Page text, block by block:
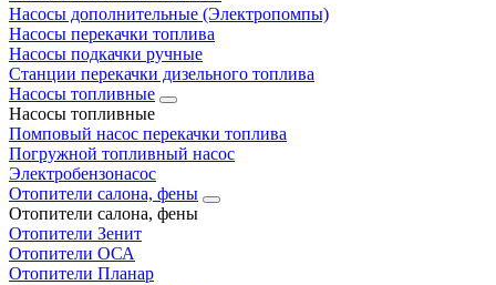
Насосы дополнительные (Электропомпы)
Насосы перекачки топлива
Насосы подкачки ручные
Станции перекачки дизельного топлива
Насосы топливные
Насосы топливные
Помповый насос перекачки топлива
Погружной топливный насос
Электробензонасос
Отопители салона, фены
Отопители салона, фены
Отопители Зенит
Отопители ОСА
Отопители Планар